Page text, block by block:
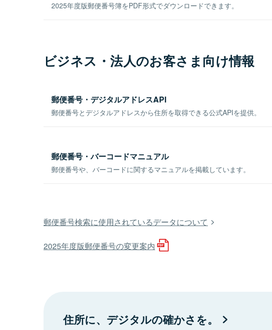
2025年度版郵便番号簿をPDF形式でダウンロードできます。
ビジネス・法人のお客さま向け情報
郵便番号・デジタルアドレスAPI
郵便番号とデジタルアドレスから住所を取得できる公式APIを提供。
郵便番号・バーコードマニュアル
郵便番号や、バーコードに関するマニュアルを掲載しています。
郵便番号検索に使用されているデータについて
2025年度版郵便番号の変更案内
住所に、デジタルの確かさを。